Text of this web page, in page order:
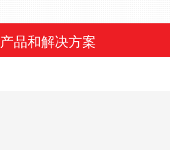
产品和解决方案